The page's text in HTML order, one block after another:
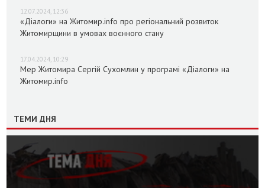
12.07.2024, 12:36
«Діалоги» на Житомир.info про регіональний розвиток
Житомирщини в умовах воєнного стану
17.04.2024, 10:29
Мер Житомира Сергій Сухомлин у програмі «Діалоги» на
Житомир.info
ТЕМИ ДНЯ